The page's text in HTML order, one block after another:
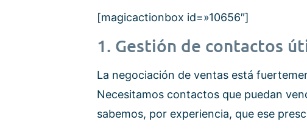
[magicactionbox id=»10656″]
1. Gestión de contactos
La negociación de ventas está
Necesitamos contactos que puedan
sabemos, por experiencia, que ese